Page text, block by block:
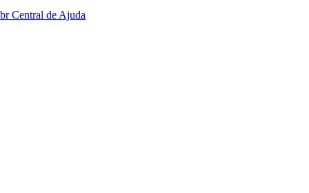
Central de Ajuda